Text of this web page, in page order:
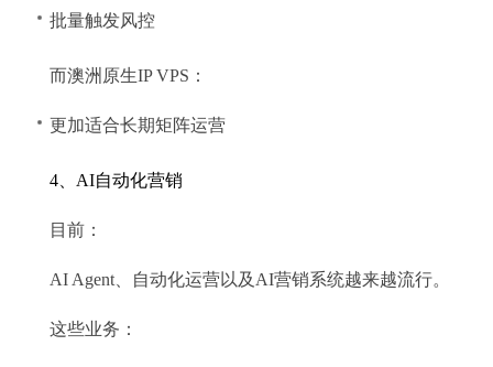
批量触发风控
而澳洲原生IP VPS：
更加适合长期矩阵运营
4、AI自动化营销
目前：
AI Agent、自动化运营以及AI营销系统越来越流行。
这些业务：